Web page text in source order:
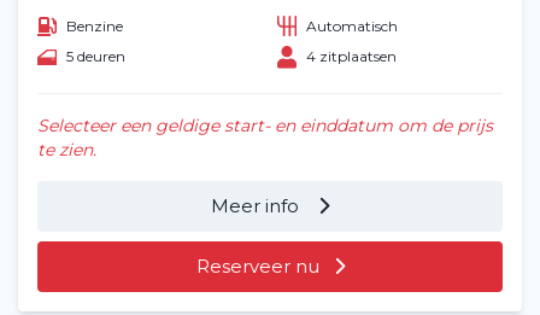
Benzine
Automatisch
5 deuren
4 zitplaatsen
Selecteer een geldige start- en einddatum om de prijs
te zien.
Meer info
Reserveer nu